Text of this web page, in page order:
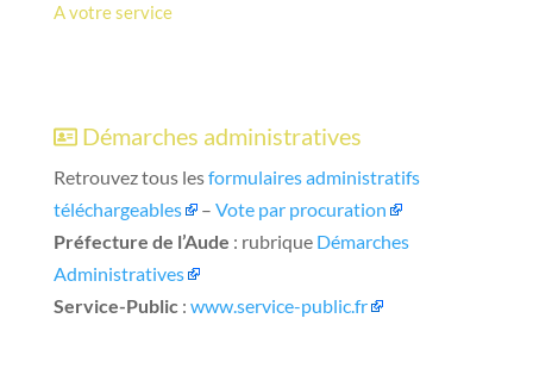
A votre service
Démarches administratives
Retrouvez tous lesformulaires administratifs
téléchargeables
– Vote par procuration
Préfecture de l’Aude : rubrique Démarches
Administratives
Service-Public : www.service-public.fr